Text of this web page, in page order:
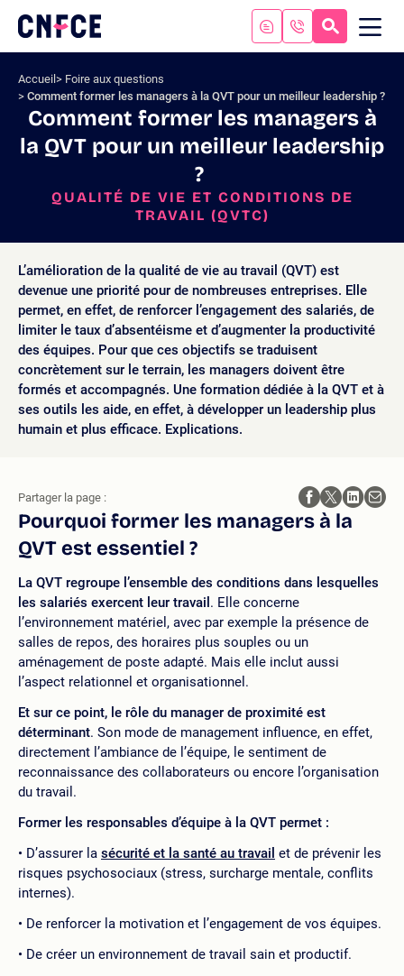
contenu
menu
recherche
Logo
site
Accueil
Foire aux questions
Comment former les managers à la QVT pour un meilleur leadership ?
Comment former les managers à
la QVT pour un meilleur leadership
?
QUALITÉ DE VIE ET CONDITIONS DE
TRAVAIL (QVTC)
L’amélioration de la qualité de vie au travail (QVT) est
devenue une priorité pour de nombreuses entreprises. Elle
permet, en effet, de renforcer l’engagement des salariés, de
limiter le taux d’absentéisme et d’augmenter la productivité
des équipes. Pour que ces objectifs se traduisent
concrètement sur le terrain, les managers doivent être
formés et accompagnés. Une formation dédiée à la QVT et à
ses outils les aide, en effet, à développer un leadership plus
humain et plus efficace. Explications.
Pourquoi former les managers à la
QVT est essentiel ?
La QVT regroupe l’ensemble des conditions dans lesquelles
les salariés exercent leur travail . Elle concerne
l’environnement matériel, avec par exemple la présence de
salles de repos, des horaires plus souples ou un
aménagement de poste adapté. Mais elle inclut aussi
l’aspect relationnel et organisationnel.
Et sur ce point, le rôle du manager de proximité est
déterminant. Son mode de management influence, en effet,
directement l’ambiance de l’équipe, le sentiment de
reconnaissance des collaborateurs ou encore l’organisation
du travail.
Former les responsables d’équipe à la QVT permet :
D’assurer la sécurité et la santé au travail et de prévenir les
risques psychosociaux (stress, surcharge mentale, conflits
internes).
De renforcer la motivation et l’engagement de vos équipes.
De créer un environnement de travail sain et productif.
Partager la page :